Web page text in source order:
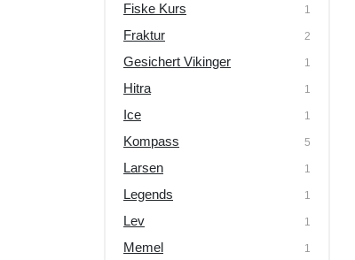
Fiske Kurs 1
Fraktur 2
Gesichert Vikinger 1
Hitra 1
Ice 1
Kompass 5
Larsen 1
Legends 1
Lev 1
Memel 1